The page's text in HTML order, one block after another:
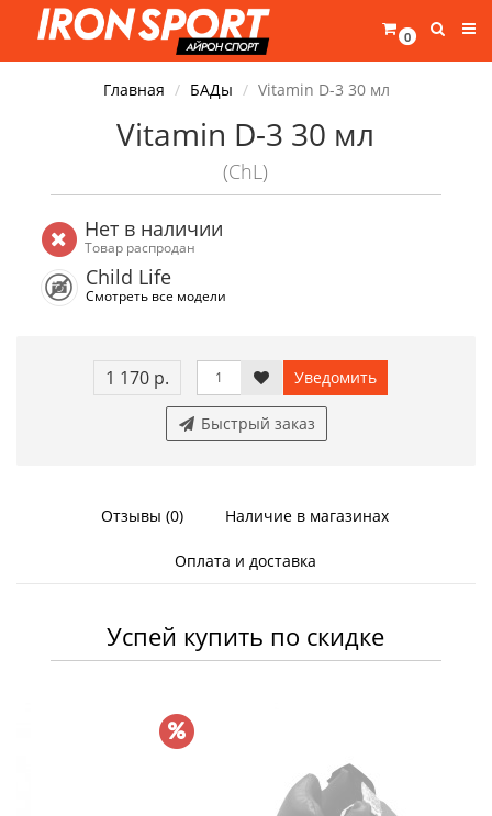
0
Главная БАДы Vitamin D-3 30 мл
Vitamin D-3 30 мл
(ChL)
Нет в наличии
Товар распродан
Child Life
Смотреть все модели
1 170 р. Уведомить
Быстрый заказ
Отзывы (0) Наличие в магазинах
Оплата и доставка
Успей купить по скидке